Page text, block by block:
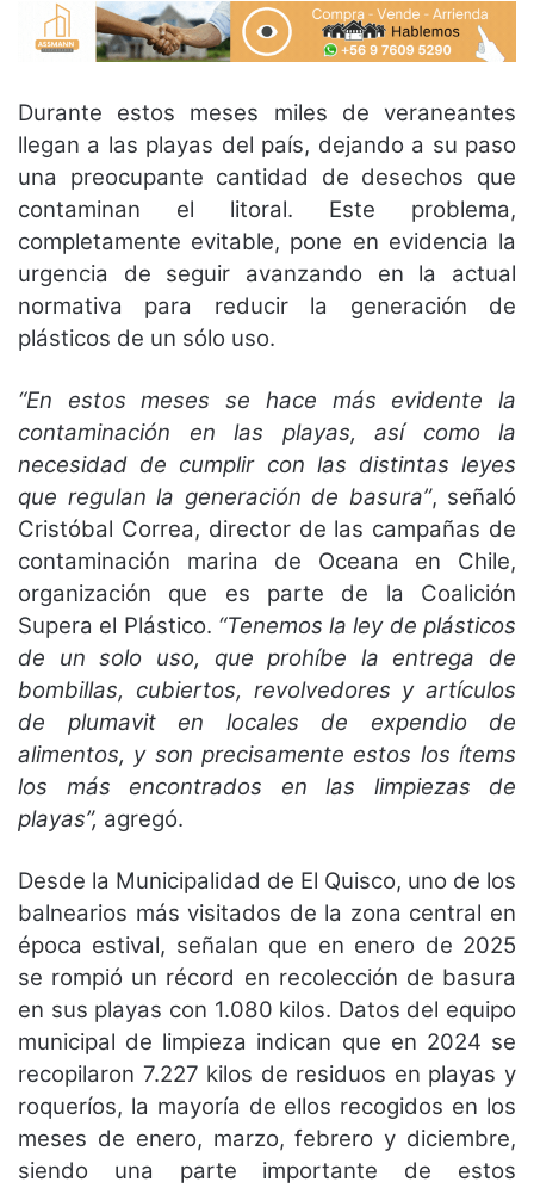
Durante estos meses miles de veraneantes
llegan a las playas del país, dejando a su paso
una preocupante cantidad de desechos que
contaminan el litoral. Este problema,
completamente evitable, pone en evidencia la
urgencia de seguir avanzando en la actual
normativa para reducir la generación de
plásticos de un sólo uso.
“En estos meses se hace más evidente la
contaminación en las playas, así como la
necesidad de cumplir con las distintas leyes
que regulan la generación de basura”, señaló
Cristóbal Correa, director de las campañas de
contaminación marina de Oceana en Chile,
organización que es parte de la Coalición
Supera el Plástico. “Tenemos la ley de plásticos
de un solo uso, que prohíbe la entrega de
bombillas, cubiertos, revolvedores y artículos
de plumavit en locales de expendio de
alimentos, y son precisamente estos los ítems
los más encontrados en las limpiezas de
playas”, agregó.
Desde la Municipalidad de El Quisco, uno de los
balnearios más visitados de la zona central en
época estival, señalan que en enero de 2025
se rompió un récord en recolección de basura
en sus playas con 1.080 kilos. Datos del equipo
municipal de limpieza indican que en 2024 se
recopilaron 7.227 kilos de residuos en playas y
roqueríos, la mayoría de ellos recogidos en los
meses de enero, marzo, febrero y diciembre,
siendo una parte importante de estos